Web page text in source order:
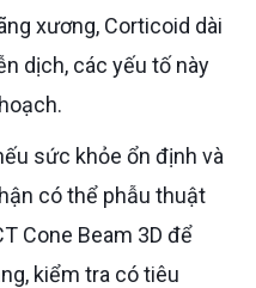
xương, Corticoid dài
dịch, các yếu tố này
có thể phẫu thuật
Cone Beam 3D để
kiểm tra có tiêu